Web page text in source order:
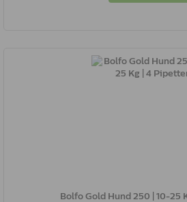
Bolfo Gold Hund 250 | 10-25